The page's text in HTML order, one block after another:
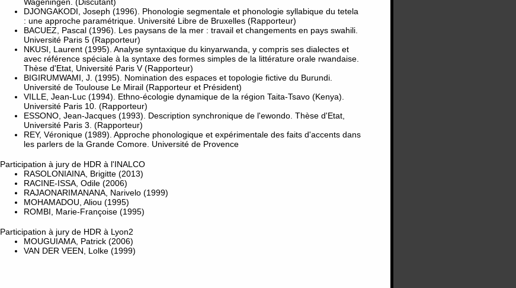
DJONGAKODI, Joseph (1996). Phonologie segmentale et phonologie syllabique du tetela
: une approche paramétrique. Université Libre de Bruxelles (Rapporteur)
BACUEZ, Pascal (1996). Les paysans de la mer : travail et changements en pays swahili.
Université Paris 5 (Rapporteur)
NKUSI, Laurent (1995). Analyse syntaxique du kinyarwanda, y compris ses dialectes et
avec référence spéciale à la syntaxe des formes simples de la littérature orale rwandaise.
Thèse d'Etat, Université Paris V (Rapporteur)
BIGIRUMWAMI, J. (1995). Nomination des espaces et topologie fictive du Burundi.
Université de Toulouse Le Mirail (Rapporteur et Président)
VILLE, Jean-Luc (1994). Ethno-écologie dynamique de la région Taita-Tsavo (Kenya).
Université Paris 10. (Rapporteur)
ESSONO, Jean-Jacques (1993). Description synchronique de l'ewondo. Thèse d'Etat,
Université Paris 3. (Rapporteur)
REY, Véronique (1989). Approche phonologique et expérimentale des faits d'accents dans
les parlers de la Grande Comore. Université de Provence
Participation à jury de HDR à l'INALCO
RASOLONIAINA, Brigitte (2013)
RACINE-ISSA, Odile (2006)
RAJAONARIMANANA, Narivelo (1999)
MOHAMADOU, Aliou (1995)
ROMBI, Marie-Françoise (1995)
Participation à jury de HDR à Lyon2
MOUGUIAMA, Patrick (2006)
VAN DER VEEN, Lolke (1999)